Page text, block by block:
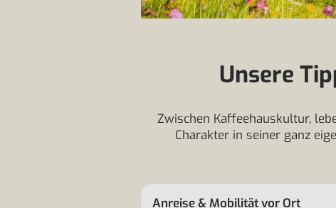
Unsere
Zwischen Kaffeehauskultur,
Charakter in seiner ganz
Anreise & Mobilität vor Ort